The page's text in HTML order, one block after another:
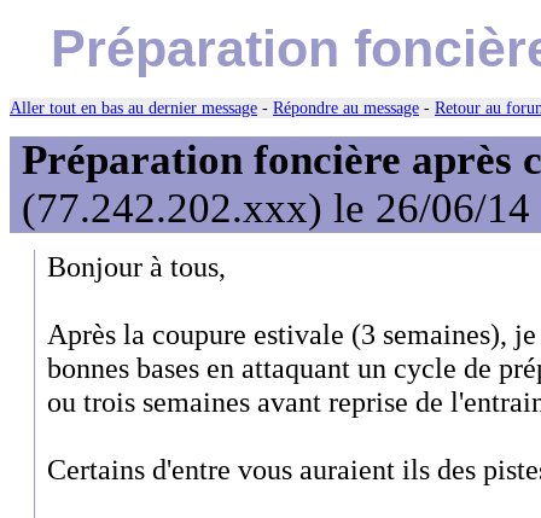
Préparation
Aller tout en bas au dernier message - Répondre au message - Retour au
Préparation foncière après
(77.242.202.xxx) le 26/06/14
Bonjour à tous,
Après la coupure estivale (3 semaines),
bonnes bases en attaquant un cycle de
ou trois semaines avant reprise de
Certains d'entre vous auraient ils des